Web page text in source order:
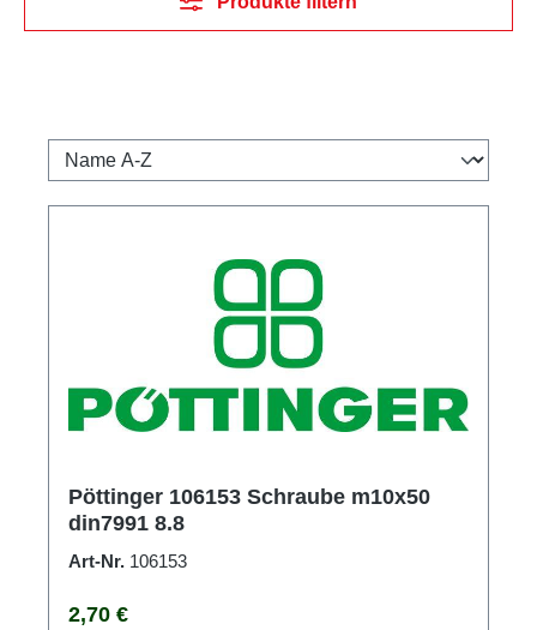
Pöttinger 106153 Schraube m10x50
din7991 8.8
Art-Nr. 106153
Regulärer Preis:
2,70 €